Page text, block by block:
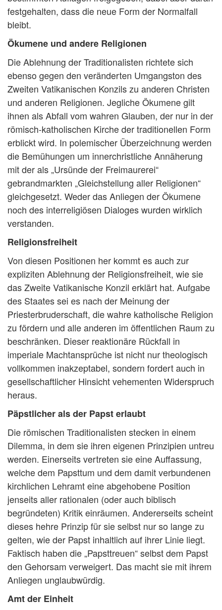
festgehalten, dass die neue Form der Normalfall
bleibt.
Ökumene und andere Religionen
Die Ablehnung der Traditionalisten richtete sich
ebenso gegen den veränderten Umgangston des
Zweiten Vatikanischen Konzils zu anderen Christen
und anderen Religionen. Jegliche Ökumene gilt
ihnen als Abfall vom wahren Glauben, der nur in der
römisch-katholischen Kirche der traditionellen Form
erblickt wird. In polemischer Überzeichnung werden
die Bemühungen um innerchristliche Annäherung
mit der als „Ursünde der Freimaurerei“
gebrandmarkten „Gleichstellung aller Religionen“
gleichgesetzt. Weder das Anliegen der Ökumene
noch des interreligiösen Dialoges wurden wirklich
verstanden.
Religionsfreiheit
Von diesen Positionen her kommt es auch zur
expliziten Ablehnung der Religionsfreiheit, wie sie
das Zweite Vatikanische Konzil erklärt hat. Aufgabe
des Staates sei es nach der Meinung der
Priesterbruderschaft, die wahre katholische Religion
zu fördern und alle anderen im öffentlichen Raum zu
beschränken. Dieser reaktionäre Rückfall in
imperiale Machtansprüche ist nicht nur theologisch
vollkommen inakzeptabel, sondern fordert auch in
gesellschaftlicher Hinsicht vehementen Widerspruch
heraus.
Päpstlicher als der Papst erlaubt
Die römischen Traditionalisten stecken in einem
Dilemma, in dem sie ihren eigenen Prinzipien untreu
werden. Einerseits vertreten sie eine Auffassung,
welche dem Papsttum und dem damit verbundenen
kirchlichen Lehramt eine abgehobene Position
jenseits aller rationalen (oder auch biblisch
begründeten) Kritik einräumen. Andererseits scheint
dieses hehre Prinzip für sie selbst nur so lange zu
gelten, wie der Papst inhaltlich auf ihrer Linie liegt.
Faktisch haben die „Papsttreuen“ selbst dem Papst
den Gehorsam verweigert. Das macht sie mit ihrem
Anliegen unglaubwürdig.
Amt der Einheit